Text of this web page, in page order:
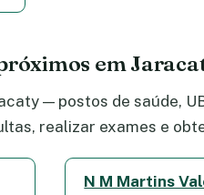
em
— postos de saúde,
realizar exames e
N M Martins